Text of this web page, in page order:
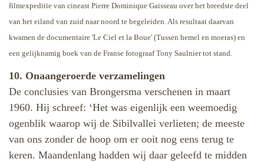
filmexpeditie van cineast Pierre Dominique Gaisseau over het breedste deel
van het eiland van zuid naar noord te begeleiden. Als resultaat daarvan
kwamen de documentaire 'Le Ciel et la Boue' (Tussen hemel en moeras) en
een gelijknamig boek van de Franse fotograaf Tony Saulnier tot stand.
10. Onaangeroerde verzamelingen
De conclusies van Brongersma verschenen in maart
1960. Hij schreef: ‘Het was eigenlijk een weemoedig
ogenblik waarop wij de Sibilvallei verlieten; de meeste
van ons zonder de hoop om er ooit nog eens terug te
keren. Maandenlang hadden wij daar geleefd te midden